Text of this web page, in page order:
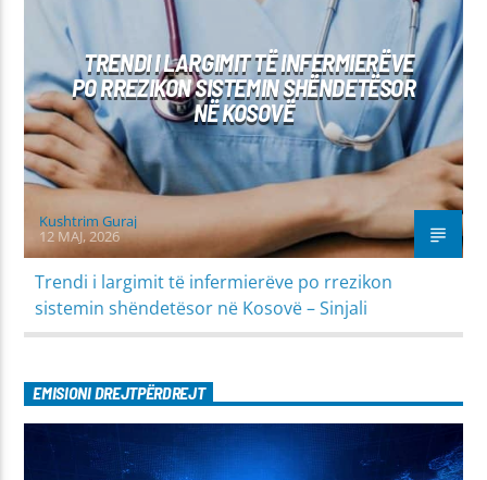
TRENDI I LARGIMIT TË INFERMIERËVE
PO RREZIKON SISTEMIN SHËNDETËSOR
NË KOSOVË
Kushtrim Guraj
12 MAJ, 2026
Trendi i largimit të infermierëve po rrezikon
sistemin shëndetësor në Kosovë – Sinjali
EMISIONI DREJTPËRDREJT